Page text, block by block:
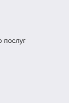
послуг